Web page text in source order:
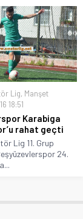
Lig, Manşet
18:51
Karabiga
rahat geçti
Lig 11. Grup
24.